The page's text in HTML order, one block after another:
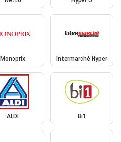
Monoprix Intermarché Hyper
ALDI Bi1